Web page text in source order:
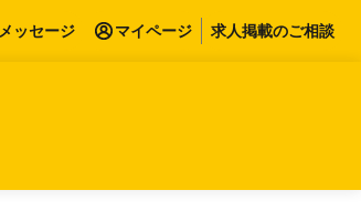
メッセージ マイページ 求人掲載のご相談